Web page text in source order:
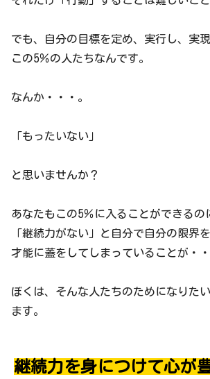
でも、自分の目標を定め、実行し、実
この5％の人たちなんです。
なんか・・・。
「もったいない」
と思いませんか？
あなたもこの5％に入ることができるの
「継続力がない」と自分で自分の限界
才能に蓋をしてしまっていることが・・
ぼくは、そんな人たちのためになりた
ます。
継続力を身につけて心が